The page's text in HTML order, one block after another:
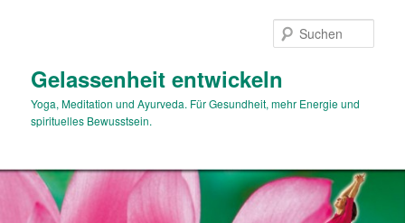
Gelassenheit entwickeln
Yoga, Meditation und Ayurveda. Für Gesundheit, mehr Energie und
spirituelles Bewusstsein.